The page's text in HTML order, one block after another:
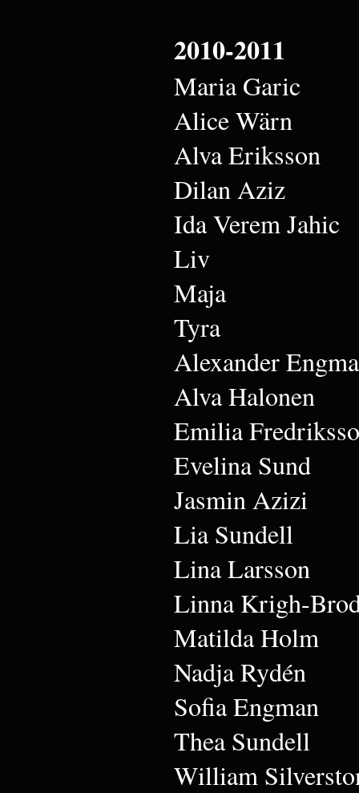
2010-2011
Maria Garic
Alice Wärn
Alva Eriksson
Dilan Aziz
Ida Verem Jahic
Liv
Maja
Tyra
Alexander
Alva Halonen
Emilia
Evelina Sund
Jasmin Azizi
Lia Sundell
Lina Larsson
Linna Krigh-
Matilda Holm
Nadja Rydén
Sofia Engman
Thea Sundell
William